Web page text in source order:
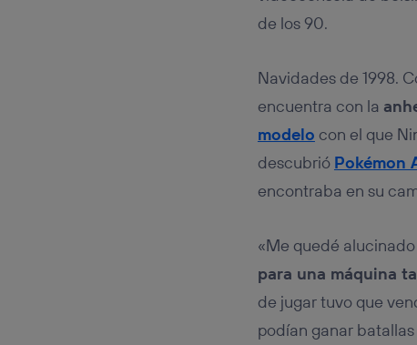
de los 90.
Navidades de 1998.
encuentra con la
modelo con el que
descubrió Pokémon
encontraba en su
«Me quedé
para una máquina
de jugar tuvo que
podían ganar
hayan
Puedes
inferior
Para más